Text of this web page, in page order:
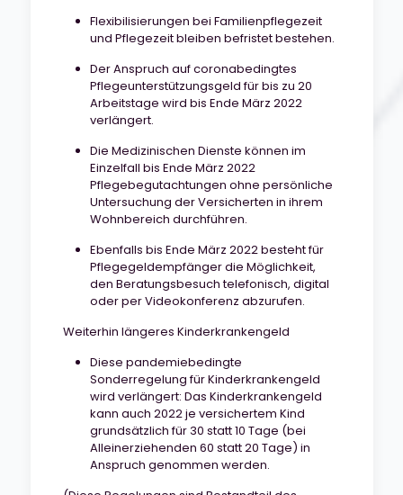
Flexibilisierungen bei Familienpflegezeit
und Pflegezeit bleiben befristet bestehen.
Der Anspruch auf coronabedingtes
Pflegeunterstützungsgeld für bis zu 20
Arbeitstage wird bis Ende März 2022
verlängert.
Die Medizinischen Dienste können im
Einzelfall bis Ende März 2022
Pflegebegutachtungen ohne persönliche
Untersuchung der Versicherten in ihrem
Wohnbereich durchführen.
Ebenfalls bis Ende März 2022 besteht für
Pflegegeldempfänger die Möglichkeit,
den Beratungsbesuch telefonisch, digital
oder per Videokonferenz abzurufen.
Weiterhin längeres Kinderkrankengeld
Diese pandemiebedingte
Sonderregelung für Kinderkrankengeld
wird verlängert: Das Kinderkrankengeld
kann auch 2022 je versichertem Kind
grundsätzlich für 30 statt 10 Tage (bei
Alleinerziehenden 60 statt 20 Tage) in
Anspruch genommen werden.